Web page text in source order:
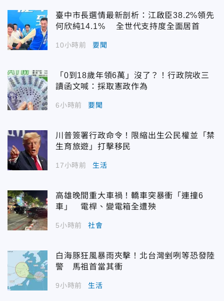
臺中市長選情最新剖析：江啟臣38.2%領先
何欣純14.1% 全世代支持度全面居首
10小時前 要聞
「0到18歲年領6萬」沒了？！行政院收三
讀函文喊：採取憲政作為
6小時前 要聞
川普簽署行政命令！限縮出生公民權並「禁
生育旅遊」打擊移民
17小時前 生活
高雄晚間重大車禍！轎車突暴衝「連撞6
車」 電桿、變電箱全遭殃
5小時前 社會
白海豚狂風暴雨夾擊！北台灣剉咧等恐發陸
警 馬祖首當其衝
9小時前 生活